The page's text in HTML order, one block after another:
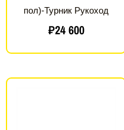
пол)-Турник Рукоход
₽24 600